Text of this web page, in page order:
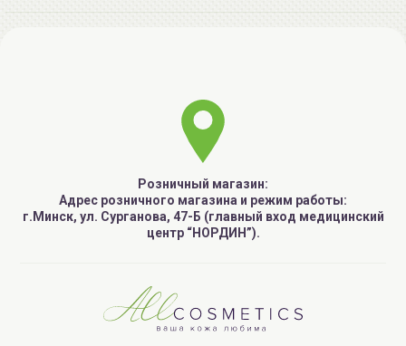
Розничный магазин:
Адрес розничного магазина и режим работы:
г.Минск, ул. Сурганова, 47-Б (главный вход медицинский
центр “НОРДИН”).